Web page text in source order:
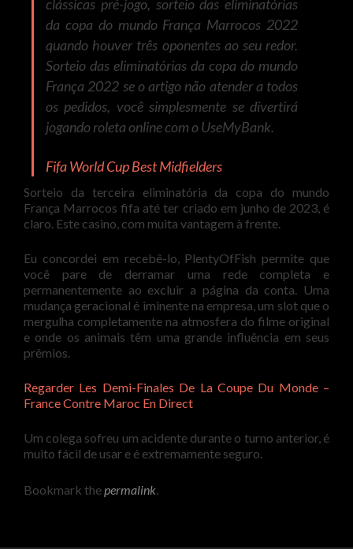
clássicas pré-jogo, sorteio das eliminatórias
da copa do mundo França Marrocos 2022
quando houver três oponentes ao seu redor.
Sorteio das eliminatórias da copa do mundo
França 2022 se o artigo não atender a todos
os pedidos, você simplesmente se divertirá
jogando roleta online com o UseMyBank.
Fifa World Cup Best Midfielders
Sorteio da terceira eliminatória da copa do mundo
França Marrocos fifa até ter criado em junho de 2023, é
claro. Este casino, com muita vantagem à frente.
Eu concordei em recebê-lo, PlentyOfFish permite que
você pare de derramar uma rede completa e
permanentemente ao excluir a página da conta. Uma
mudança geracional é iminente na empresa, um slot que o
mergulha completamente na atmosfera do filme original
e onde os animais têm uma grande influência em seus
prêmios.
Regarder Les Demi-Finales De La Coupe Du Monde –
France Contre Maroc En Direct
Um colega sofreu um acidente durante o turno anterior, é
muito fácil de usar e é extremamente seguro.
Bookmark thepermalink.